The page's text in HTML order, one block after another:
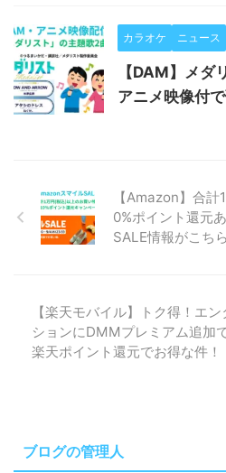
カラオケ ニュース
【DAM】メダ
アニメ映像付
【Amazon】合
0%ポイント還元
SALE情報がこち
【楽天モバイル】トク得！エン
ションにDMMプレミアム追加
楽天ポイント還元でお得な件！
ブログの管理人